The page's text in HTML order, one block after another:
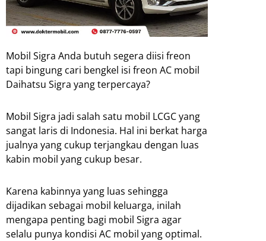
Mobil Sigra Anda butuh segera diisi freon
tapi bingung cari bengkel isi freon AC mobil
Daihatsu Sigra yang terpercaya?
Mobil Sigra jadi salah satu mobil LCGC yang
sangat laris di Indonesia. Hal ini berkat harga
jualnya yang cukup terjangkau dengan luas
kabin mobil yang cukup besar.
Karena kabinnya yang luas sehingga
dijadikan sebagai mobil keluarga, inilah
mengapa penting bagi mobil Sigra agar
selalu punya kondisi AC mobil yang optimal.